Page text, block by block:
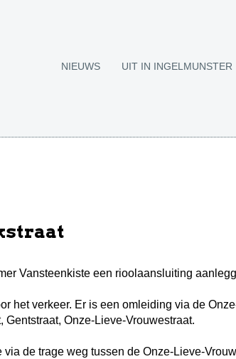
NIEUWS UIT IN INGELMUNSTER
Vansteenkiste een rioolaansluiting
het verkeer. Er is een omleiding via de
Onze-Lieve-Vrouwestraat.
de trage weg tussen de Onze-Lieve-